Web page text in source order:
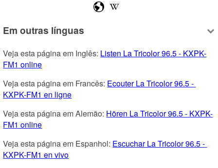
Em outras línguas
Veja esta página em Inglês: Listen La Tricolor 96.5 - KXPK-
FM1 online
Veja esta página em Francês: Ecouter La Tricolor 96.5 -
KXPK-FM1 en ligne
Veja esta página em Alemão: Hören La Tricolor 96.5 - KXPK-
FM1 online
Veja esta página em Espanhol: Escuchar La Tricolor 96.5 -
KXPK-FM1 en vivo